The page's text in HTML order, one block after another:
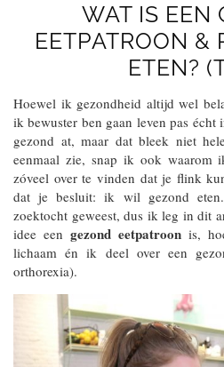
WAT IS EEN
EETPATROON &
ETEN?
Hoewel ik gezondheid altijd wel
ik bewuster ben gaan leven pas
gezond at, maar dat bleek niet
eenmaal zie, snap ik ook waarom
zóveel over te vinden dat je flink
dat je besluit: ik wil gezond
zoektocht geweest, dus ik leg in dit
idee een gezond eetpatroonis,
lichaam én ik deel over een
orthorexia).